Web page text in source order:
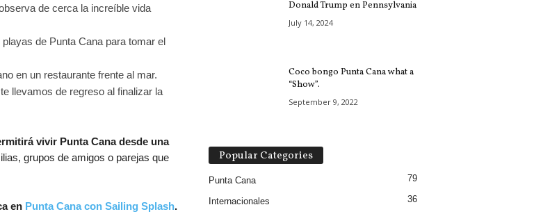
de cerca la increíble vida
de Punta Cana para tomar el
en un restaurante frente al mar.
llevamos de regreso al finalizar la
vivir Punta Cana desde una
grupos de amigos o parejas que
en Punta Cana con Sailing Splash.
Donald Trump en Pennsylvania
July 14, 2024
Coco bongo Punta Cana what a
“Show”.
September 9, 2022
Popular Categories
Punta Cana 79
Internacionales 36